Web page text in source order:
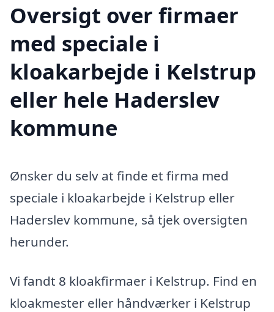
Oversigt over firmaer
med speciale i
kloakarbejde i Kelstrup
eller hele Haderslev
kommune
Ønsker du selv at finde et firma med
speciale i kloakarbejde i Kelstrup eller
Haderslev kommune, så tjek oversigten
herunder.
Vi fandt 8 kloakfirmaer i Kelstrup. Find en
kloakmester eller håndværker i Kelstrup